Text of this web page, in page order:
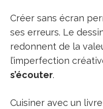
Créer sans écran
ses erreurs. Le
redonnent de la
l’imperfection
s’écouter.
Cuisiner avec un